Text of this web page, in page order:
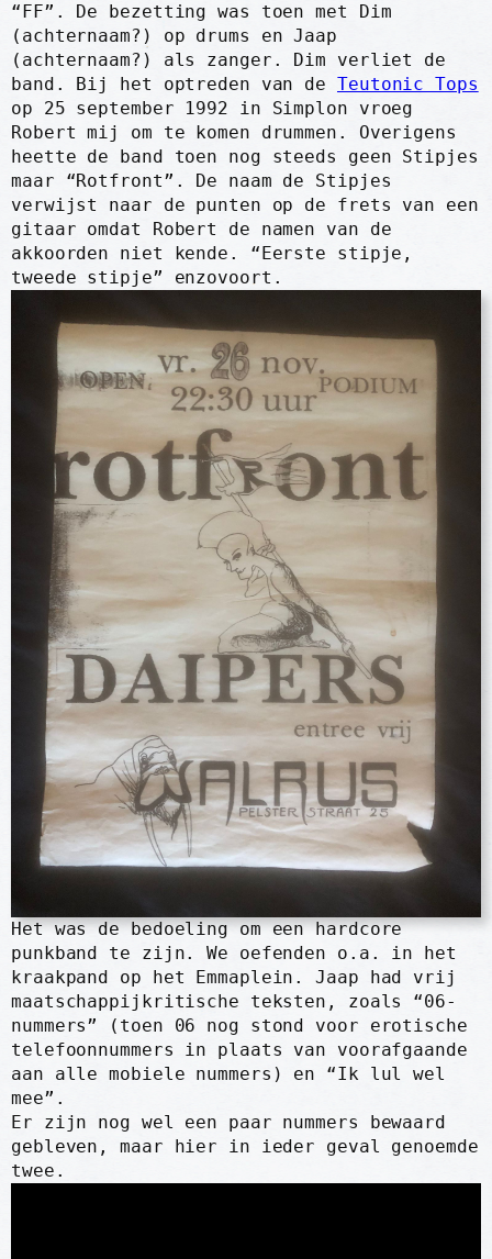
“FF”. De bezetting was toen met Dim
(achternaam?) op drums en Jaap
(achternaam?) als zanger. Dim verliet de
band. Bij het optreden van de Teutonic Tops
op 25 september 1992 in Simplon vroeg
Robert mij om te komen drummen. Overigens
heette de band toen nog steeds geen Stipjes
maar “Rotfront”. De naam de Stipjes
verwijst naar de punten op de frets van een
gitaar omdat Robert de namen van de
akkoorden niet kende. “Eerste stipje,
tweede stipje” enzovoort.
Het was de bedoeling om een hardcore
punkband te zijn. We oefenden o.a. in het
kraakpand op het Emmaplein. Jaap had vrij
maatschappijkritische teksten, zoals “06-
nummers” (toen 06 nog stond voor erotische
telefoonnummers in plaats van voorafgaande
aan alle mobiele nummers) en “Ik lul wel
mee”.
Er zijn nog wel een paar nummers bewaard
gebleven, maar hier in ieder geval genoemde
twee.